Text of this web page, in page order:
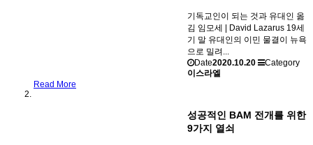
기독교인이 되는 것과 유대인 옮
김 임모세 | David Lazarus 19세
기 말 유대인의 이민 물결이 뉴욕
으로 밀려...
Date2020.10.20
Category
이스라엘
Read More
성공적인 BAM 전개를 위한
9가지 열쇠